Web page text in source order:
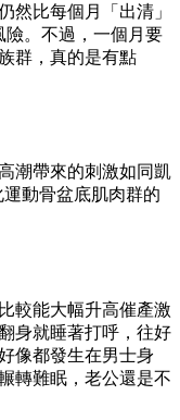
然比每個月「出清」
險。不過，一個月要
群，真的是有點
潮帶來的刺激如同凱
運動骨盆底肌肉群的
較能大幅升高催產激
身就睡著打呼，往好
像都發生在男士身
轉難眠，老公還是不